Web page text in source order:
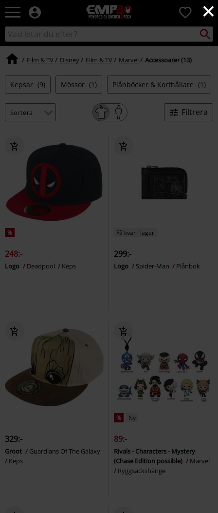
×
EMP
-
Musik,
TV
&
-
Alternativt
0
Sök
i
Sök
Film & TV Disney Film & TV Marvel Accessoarer (13)
Kepsar (9) Mössor (1) Plånböcker & Korthållare (1)
Filtrera
%
248:-
Logo Deadpool Keps
Få kvar i lager
299:-
Logo Spider-Man Plånbok
329:-
Groot
Guardians Of The Galaxy
Keps
% Ny
89:-
Rivals - Characters - Mystery
(Chase Edition possible)
Marvel
Ryggsäckshänge